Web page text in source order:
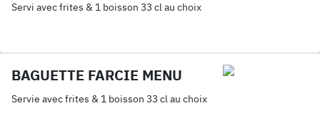
Servi avec frites & 1 boisson 33 cl au choix
BAGUETTE FARCIE MENU
Servie avec frites & 1 boisson 33 cl au choix